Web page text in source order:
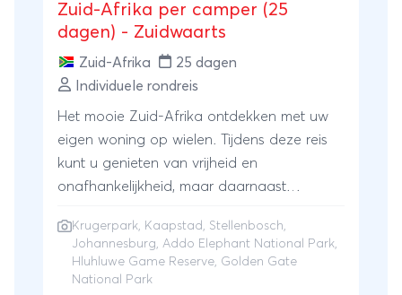
Zuid-Afrika per camper (25
dagen) - Zuidwaarts
Zuid-Afrika
25 dagen
Individuele rondreis
Het mooie Zuid-Afrika ontdekken met uw
eigen woning op wielen. Tijdens deze reis
kunt u genieten van vrijheid en
onafhankelijkheid, maar daarnaast
voor u zijn gereserveerd, zodat u niet
onnodig tijd kwijt bent aan het zoeken naar
een overnachtingsplaats. Vanaf
Krugerpark, Kaapstad , Stellenbosch,
Johannesburg, Addo Elephant National Park,
Hluhluwe Game Reserve, Golden Gate
National Park